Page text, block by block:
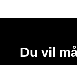
Du vil